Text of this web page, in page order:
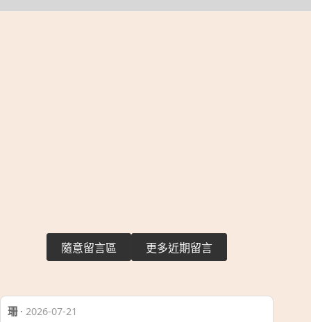
隨意留言區 更多近期留言
珊· 2026-07-21